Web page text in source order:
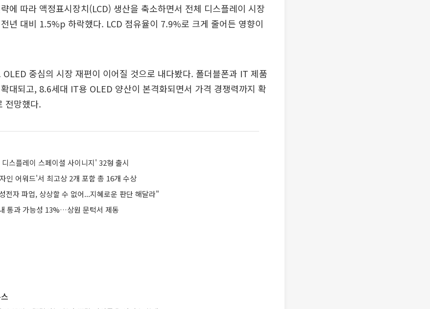
에 따라 액정표시장치(LCD) 생산을 축소하면서 전체 디스플레이 시장
년 대비 1.5%p 하락했다. LCD 점유율이 7.9%로 크게 줄어든 영향이
중심의 시장 재편이 이어질 것으로 내다봤다. 폴더블폰과 IT 제품
대되고, 8.6세대 IT용 OLED 양산이 본격화되면서 가격 경쟁력까지 확
전망했다.
스플레이 스페이셜 사이니지' 32형 출시
인 어워드'서 최고상 2개 포함 총 16개 수상
전자 파업, 상상할 수 없어...지혜로운 판단 해달라"
통과 가능성 13%…상원 문턱서 제동